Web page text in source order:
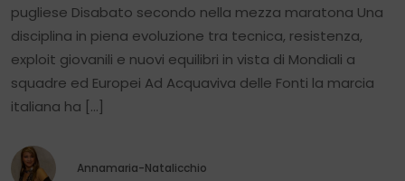
pugliese Disabato secondo nella mezza maratona Una
disciplina in piena evoluzione tra tecnica, resistenza,
exploit giovanili e nuovi equilibri in vista di Mondiali a
squadre ed Europei Ad Acquaviva delle Fonti la marcia
italiana ha […]
Annamaria-Natalicchio